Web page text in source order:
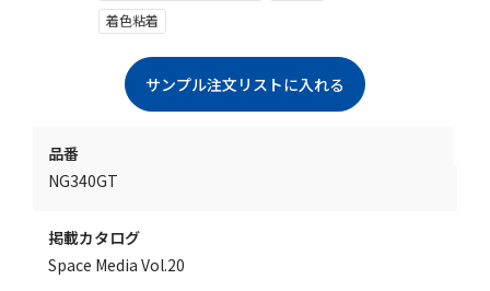
着色粘着
品番
NG340GT
掲載カタログ
Space Media Vol.20